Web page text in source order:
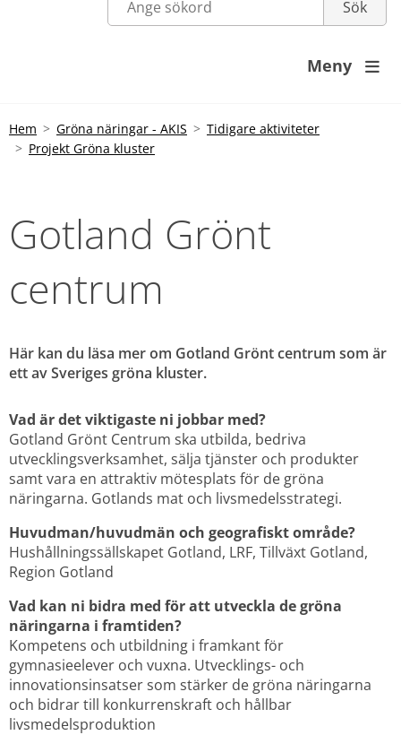
Meny 
Hem Gröna näringar - AKIS
Tidigare aktiviteter
Projekt Gröna kluster
Gotland Grönt
centrum
Här kan du läsa mer om Gotland Grönt centrum som är
ett av Sveriges gröna kluster.
Vad är det viktigaste ni jobbar med?
Gotland Grönt Centrum ska utbilda, bedriva
utvecklingsverksamhet, sälja tjänster och produkter
samt vara en attraktiv mötesplats för de gröna
näringarna. Gotlands mat och livsmedelsstrategi.
Huvudman/huvudmän och geografiskt område?
Hushållningssällskapet Gotland, LRF, Tillväxt Gotland,
Region Gotland
Vad kan ni bidra med för att utveckla de gröna
näringarna i framtiden?
Kompetens och utbildning i framkant för
gymnasieelever och vuxna. Utvecklings- och
innovationsinsatser som stärker de gröna näringarna
och bidrar till konkurrenskraft och hållbar
livsmedelsproduktion